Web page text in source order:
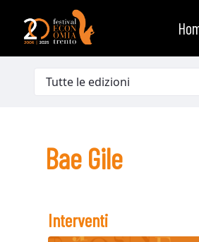
Saltar al contenido
Bae Gile
Interventi